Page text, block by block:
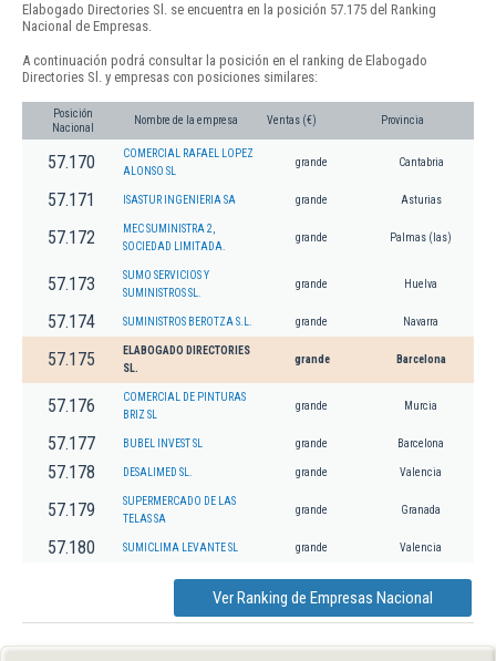
Elabogado Directories Sl. se encuentra en la posición 57.175 del Ranking
Nacional de Empresas.
A continuación podrá consultar la posición en el ranking de Elabogado
Directories Sl. y empresas con posiciones similares:
Posición
Nacional
Nombre de la empresa Ventas (€) Provincia
57.170
COMERCIAL RAFAEL LOPEZ
ALONSO SL
grande Cantabria
57.171 ISASTUR INGENIERIA SA grande Asturias
57.172
MEC SUMINISTRA 2,
SOCIEDAD LIMITADA.
grande Palmas (las)
57.173
SUMO SERVICIOS Y
SUMINISTROS SL.
grande Huelva
57.174 SUMINISTROS BEROTZA S.L. grande Navarra
57.175
ELABOGADO DIRECTORIES
SL.
grande Barcelona
57.176
COMERCIAL DE PINTURAS
BRIZ SL
grande Murcia
57.177 BUBEL INVEST SL grande Barcelona
57.178 DESALIMED SL. grande Valencia
57.179
SUPERMERCADO DE LAS
TELAS SA
grande Granada
57.180 SUMICLIMA LEVANTE SL grande Valencia
Ver Ranking de Empresas Nacional